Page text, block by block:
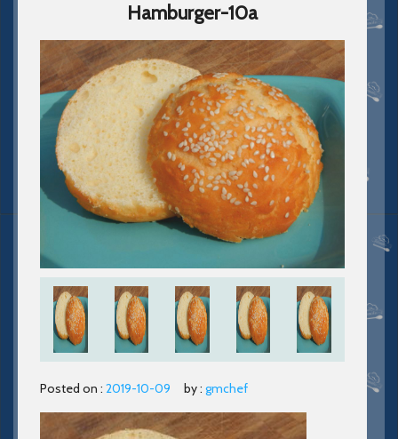
Hamburger-10a
Posted on : 2019-10-09 by : gmchef